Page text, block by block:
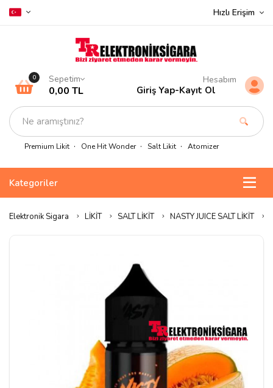
Hızlı Erişim
Premium Likit One Hit Wonder Salt Likit Atomizer
0 Sepetim
0,00 TL
Hesabım
Giriş Yap-Kayıt Ol
Kategoriler
Elektronik Sigara LİKİT SALT LİKİT NASTY JUICE SALT LİKİT